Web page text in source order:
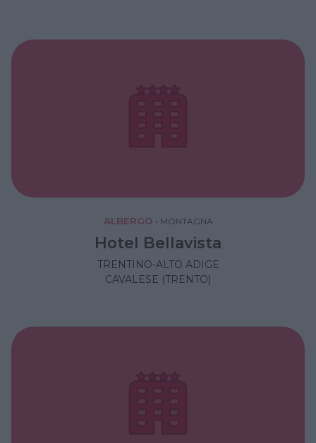
ALBERGO • MONTAGNA
Hotel Bellavista
TRENTINO-ALTO ADIGE
CAVALESE (TRENTO)